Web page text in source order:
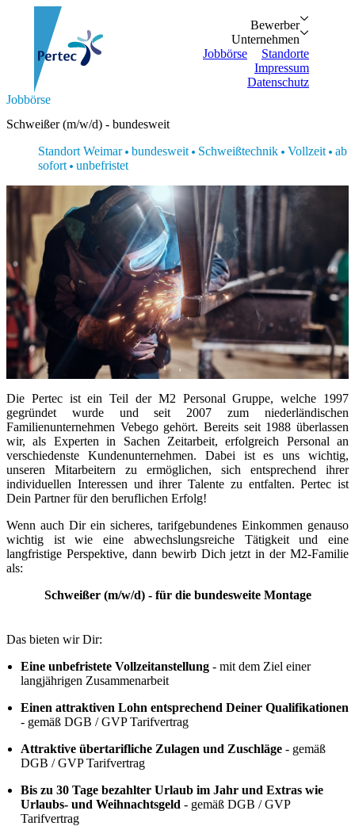
BewerberBewerber
Vorteile
Unternehmen
Unternehmen
Personalanfrage
Jobbörse
Standorte
Impressum
Datenschutz
Suche...
Bewerber
Jobbörse
Standorte
Datenschutz
Zurück
Bewerber
Vorteile
Initiativbewerbung
Zurück
Unternehmen
Personalanfrage
Jobbörse
Schweißer (m/w/d) - bundesweit
Standort Weimar
bundesweit Schweißtechnik Vollzeit
ab
sofort
unbefristet
Die Pertec ist ein Teil der M2 Personal Gruppe, welche 1997
gegründet wurde und seit 2007 zum niederländischen
Familienunternehmen Vebego gehört. Bereits seit 1988 überlassen
wir, als Experten in Sachen Zeitarbeit, erfolgreich Personal an
verschiedenste Kundenunternehmen. Dabei ist es uns wichtig,
unseren Mitarbeitern zu ermöglichen, sich entsprechend ihrer
individuellen Interessen und ihrer Talente zu entfalten. Pertec ist
Dein Partner für den beruflichen Erfolg!
Wenn auch Dir ein sicheres, tarifgebundenes Einkommen genauso
wichtig ist wie eine abwechslungsreiche Tätigkeit und eine
langfristige Perspektive, dann bewirb Dich jetzt in der M2-Familie
als:
Schweißer (m/w/d) - für die bundesweite Montage
Das bieten wir Dir:
Eine unbefristete Vollzeitanstellung - mit dem Ziel einer
langjährigen Zusammenarbeit
Einen attraktiven Lohn entsprechend Deiner Qualifikationen
- gemäß DGB / GVP Tarifvertrag
Attraktive übertarifliche Zulagen und Zuschläge - gemäß
DGB / GVP Tarifvertrag
Bis zu 30 Tage bezahlter Urlaub im Jahr und Extras wie
Urlaubs- und Weihnachtsgeld - gemäß DGB / GVP
Tarifvertrag